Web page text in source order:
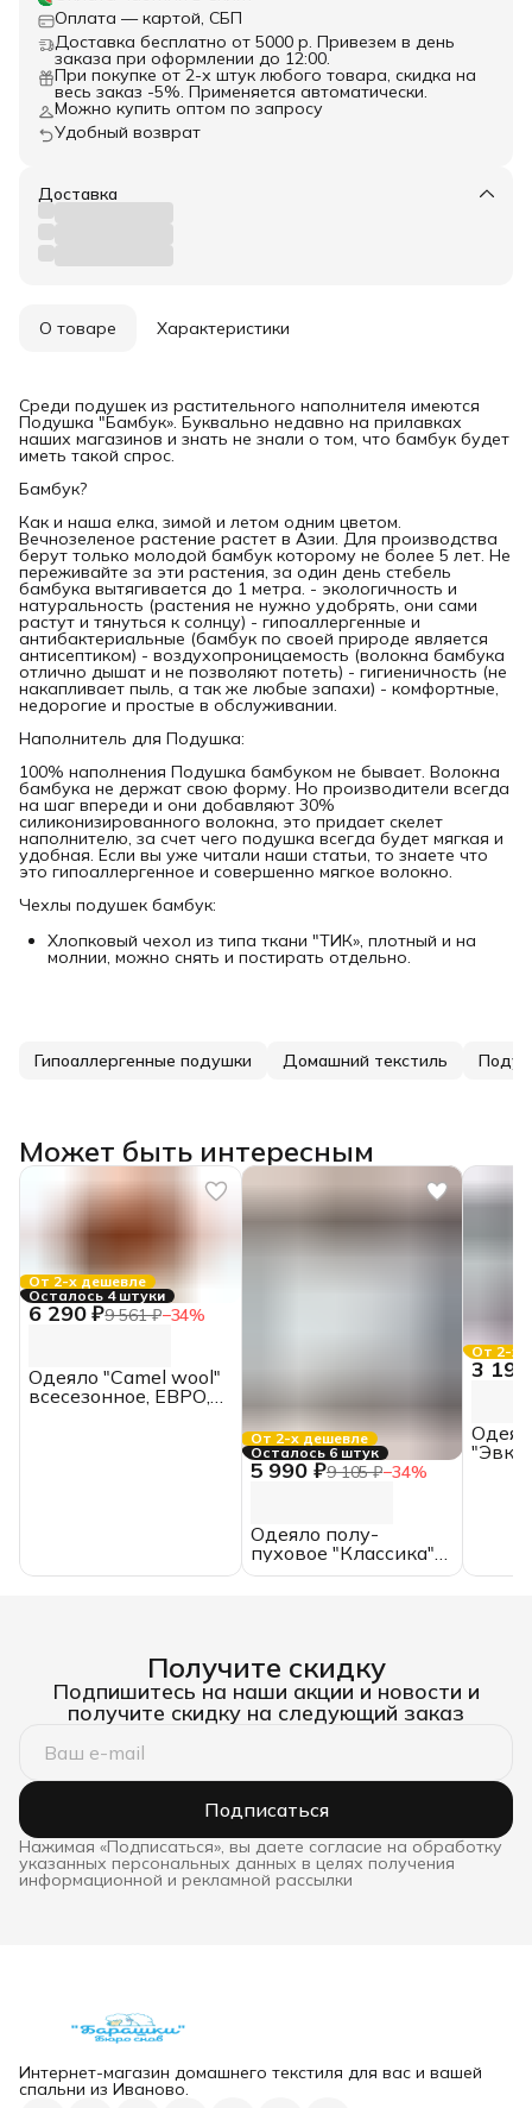
Оплата — картой, СБП
Доставка бесплатно от 5000 р. Привезем в день
заказа при оформлении до 12:00.
При покупке от 2-х штук любого товара, скидка на
весь заказ -5%. Применяется автоматически.
Можно купить оптом по запросу
Удобный возврат
Доставка
О товаре Характеристики
Среди подушек из растительного наполнителя имеются
Подушка "Бамбук». Буквально недавно на прилавках
наших магазинов и знать не знали о том, что бамбук будет
иметь такой спрос.
Бамбук?
Как и наша елка, зимой и летом одним цветом.
Вечнозеленое растение растет в Азии. Для производства
берут только молодой бамбук которому не более 5 лет. Не
переживайте за эти растения, за один день стебель
бамбука вытягивается до 1 метра. - экологичность и
натуральность (растения не нужно удобрять, они сами
растут и тянуться к солнцу) - гипоаллергенные и
антибактериальные (бамбук по своей природе является
антисептиком) - воздухопроницаемость (волокна бамбука
отлично дышат и не позволяют потеть) - гигиеничность (не
накапливает пыль, а так же любые запахи) - комфортные,
недорогие и простые в обслуживании.
Наполнитель для Подушка:
100% наполнения Подушка бамбуком не бывает. Волокна
бамбука не держат свою форму. Но производители всегда
на шаг впереди и они добавляют 30%
силиконизированного волокна, это придает скелет
наполнителю, за счет чего подушка всегда будет мягкая и
удобная. Если вы уже читали наши статьи, то знаете что
это гипоаллергенное и совершенно мягкое волокно.
Чехлы подушек бамбук:
Хлопковый чехол из типа ткани "ТИК», плотный и на
молнии, можно снять и постирать отдельно.
Гипоаллергенные подушки Домашний текстиль
Может быть интересным
От 2-х дешевле
Осталось 4 штуки
6 290 ₽9 561 ₽−34%
Одеяло "Camel wool"
всесезонное, ЕВРО,
От 2-х дешевле
Осталось 6 штук
5 990 ₽9 105 ₽−34%
Одеяло полу-
пуховое "Классика"
Belashoff, ЕВРО
От 2-х
3
Получите скидку
Подпишитесь на наши акции и новости и
получите скидку на следующий заказ
Подписаться
Нажимая «Подписаться», вы даете согласие на обработку
указанных персональных данных в целях получения
информационной и рекламной рассылки
Интернет-магазин домашнего текстиля для вас и вашей
спальни из Иваново.